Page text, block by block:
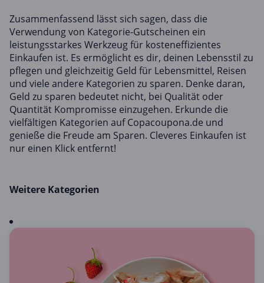
Zusammenfassend lässt sich sagen, dass die
Verwendung von Kategorie-Gutscheinen ein
leistungsstarkes Werkzeug für kosteneffizientes
Einkaufen ist. Es ermöglicht es dir, deinen Lebensstil zu
pflegen und gleichzeitig Geld für Lebensmittel, Reisen
und viele andere Kategorien zu sparen. Denke daran,
Geld zu sparen bedeutet nicht, bei Qualität oder
Quantität Kompromisse einzugehen. Erkunde die
vielfältigen Kategorien auf Copacoupona.de und
genieße die Freude am Sparen. Cleveres Einkaufen ist
nur einen Klick entfernt!
Weitere Kategorien